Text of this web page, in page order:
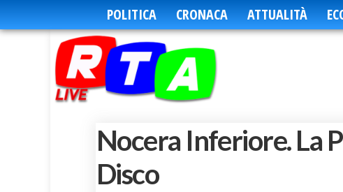
POLITICA CRONACA ATTUALITÀ
Nocera Inferiore. La
Disco